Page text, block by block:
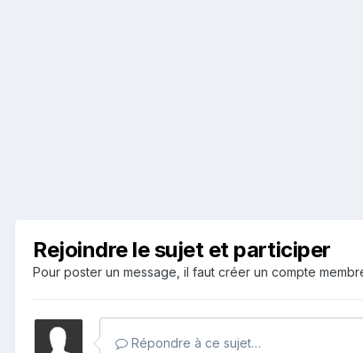
Rejoindre le sujet et participer
Pour poster un message, il faut créer un compte
Répondre à ce sujet…